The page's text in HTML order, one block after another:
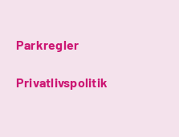
Parkregler
Privatlivspolitik